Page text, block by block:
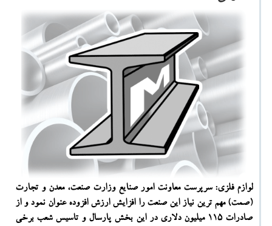
لوازم فلزی: سرپرست معاونت امور صنایع وزارت صنعت، معدن و تجارت
(صمت) مهم ترین نیاز این صنعت را افزایش ارزش افزوده عنوان نمود و از
صادرات ۱۱۵ میلیون دلاری در این بخش پارسال و تاسیس شعب برخی